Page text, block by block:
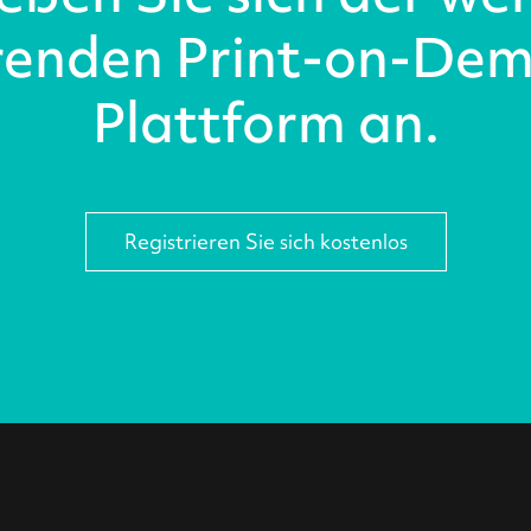
Print-on-
Plattform an.
Registrieren Sie sich kostenlos